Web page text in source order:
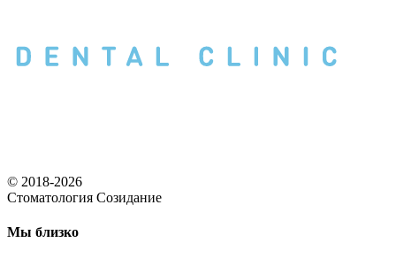
© 2018-2026
Стоматология Созидание
Мы близко